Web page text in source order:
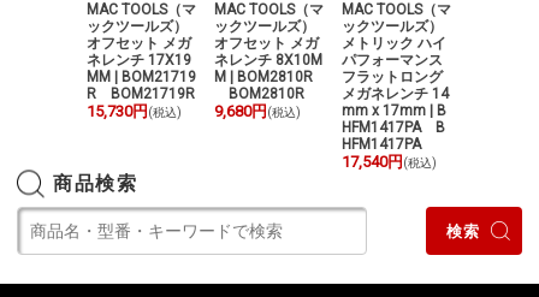
MAC TOOLS（マ
ックツールズ）
オフセット メガ
ネレンチ 17X19
MM | BOM21719
R BOM21719R
15,730円 (税込)
MAC TOOLS（マ
ックツールズ）
オフセット メガ
ネレンチ 8X10M
M | BOM2810R
BOM2810R
9,680円 (税込)
MAC TOOLS（マ
ックツールズ）
メトリック ハイ
パフォーマンス
フラットロング
メガネレンチ 14
mm x 17mm | B
HFM1417PA B
HFM1417PA
17,540円 (税込)
商品検索